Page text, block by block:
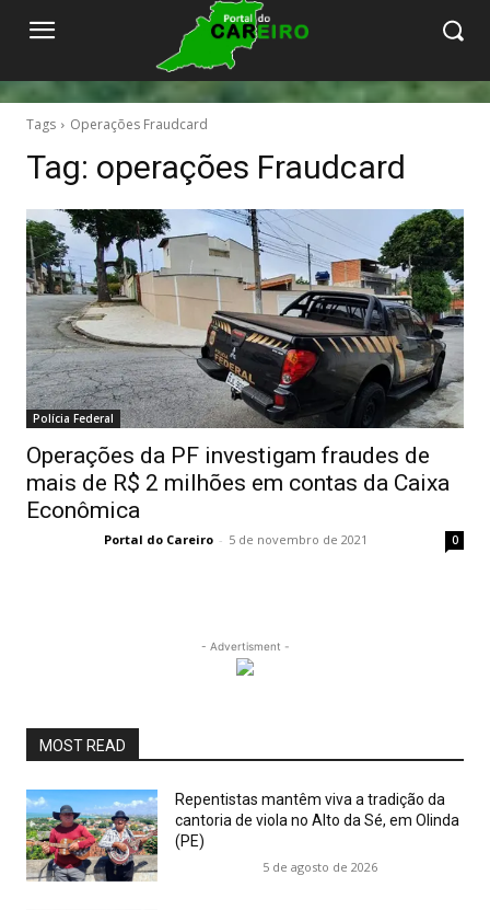
Tags Operações Fraudcard
Tag: operações Fraudcard
Polícia Federal
Operações da PF investigam fraudes de
mais de R$ 2 milhões em contas da Caixa
Econômica
Portal do Careiro - 5 de novembro de 2021 0
- Advertisment -
MOST READ
Repentistas mantêm viva a tradição da
cantoria de viola no Alto da Sé, em Olinda
(PE)
5 de agosto de 2026